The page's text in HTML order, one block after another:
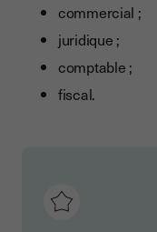
commercial ;
juridique ;
comptable ;
fiscal.